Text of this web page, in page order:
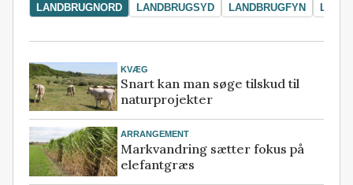
LANDBRUGNORD LANDBRUGSYD LANDBRUGFYN
KVÆG
Snart kan man søge tilskud til
naturprojekter
ARRANGEMENT
Markvandring sætter fokus på
elefantgræs